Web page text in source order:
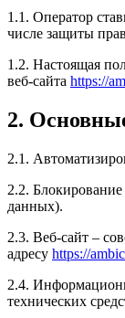
1.1. Оператор
числе защиты
1.2. Настоящая
веб-сайта https://
2.
2.1.
2.2.
данных).
2.3. Веб-сайт –
адресу https://
2.4.
технических